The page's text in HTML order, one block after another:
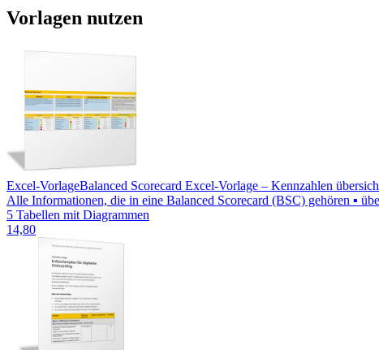
Vorlagen nutzen
Excel-VorlageBalanced Scorecard Excel-Vorlage – Kennzahlen
Alle Informationen, die in eine Balanced Scorecard (BSC) gehören ▪
5 Tabellen mit Diagrammen
14,80